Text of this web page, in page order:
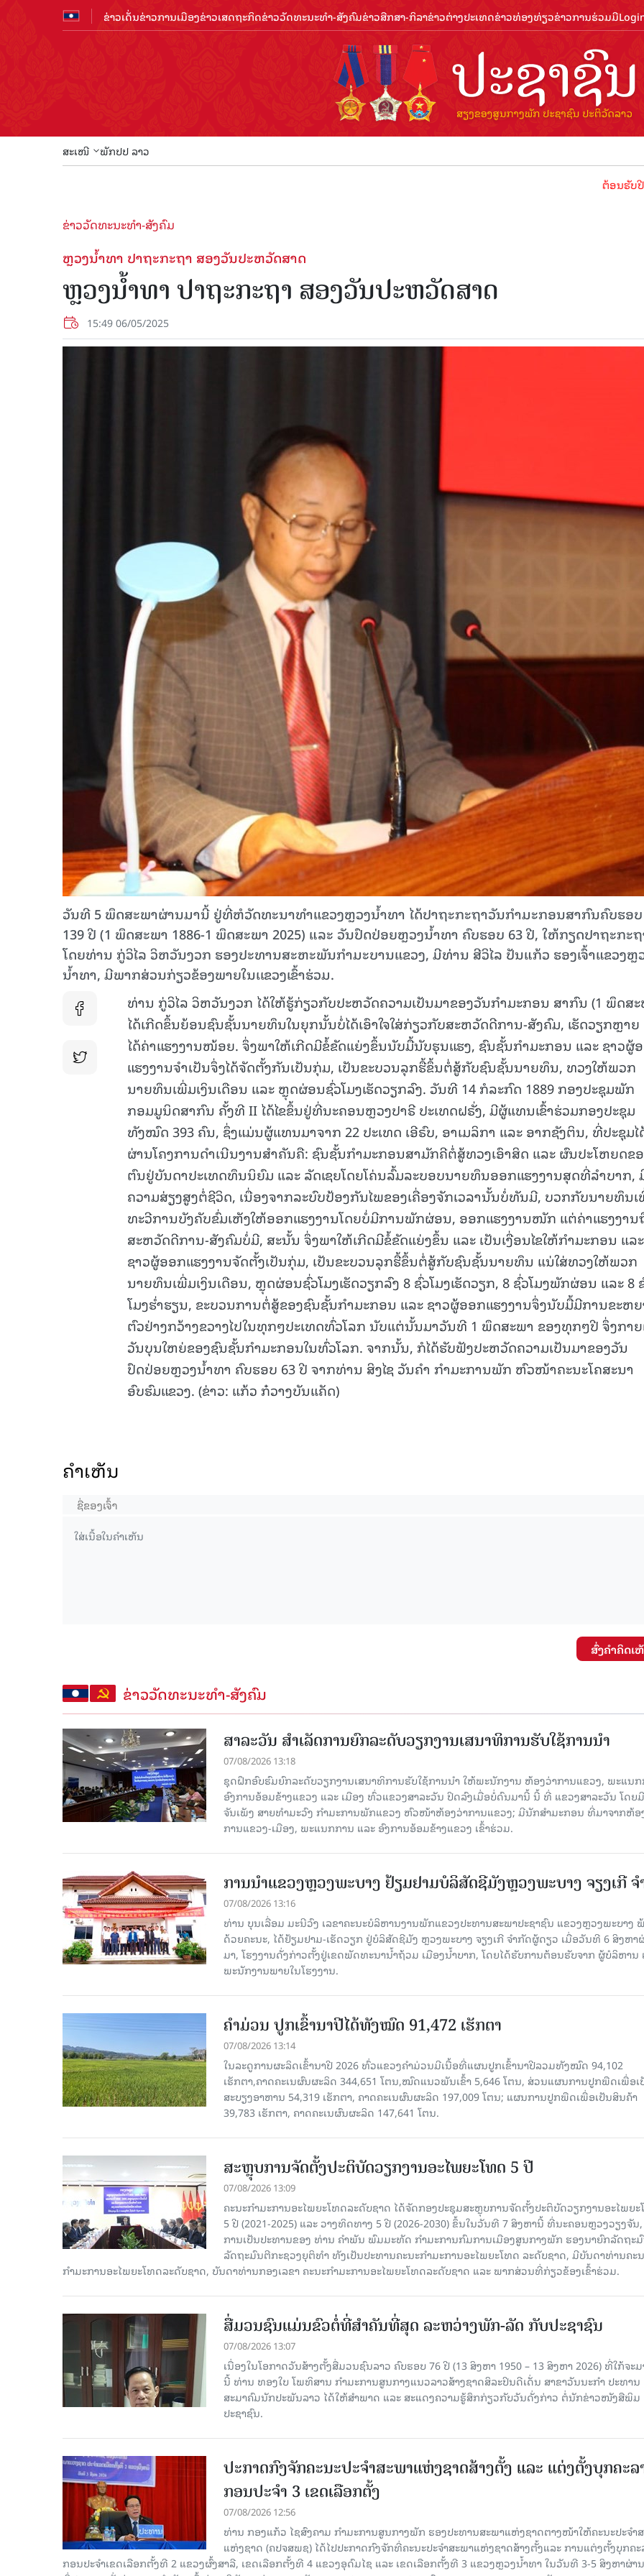
ຂ່າວເດັ່ນຂ່າວການເມືອງຂ່າວເສດຖະກິດຂ່າວວັດທະນະທຳ-ສັງຄົມຂ່າວສືກສາ-ກິລາຂ່າວຕ່າງປະເທດຂ່າວທ່ອງທ່ຽວຂ່າວການຮ່ວມມື
ສະເໜີ ພັກປປ ລາວ
ຕ້ອນຮັບປີທ່ອງທ່
ຂ່າວວັດທະນະທຳ-ສັງຄົມ
ຫຼວງນ້ຳທາ ປາຖະກະຖາ ສອງວັນປະຫວັດສາດ
ຫຼວງນ້ຳທາ ປາຖະກະຖາ ສອງວັນປະຫວັດສາດ
15:49 06/05/2025
ວັນທີ 5 ພຶດສະພາຜ່ານມານີ້ ຢູ່ທີ່ຫໍວັດທະນາທຳແຂວງຫຼວງນໍ້າທາ ໄດ້ປາຖະກະຖາວັນກຳມະກອນສາກົນຄົບຮອບ
139 ປີ (1 ພຶດສະພາ 1886-1 ພຶດສະພາ 2025) ແລະ ວັນປົດປ່ອຍຫຼວງນ້ຳທາ ຄົບຮອບ 63 ປີ, ໃຫ້ກຽດປາຖະກະຖ
ໂດຍທ່ານ ກູ່ວິໄລ ວິຫວັນງວກ ຮອງປະທານສະຫະພັນກຳມະບານແຂວງ, ມີທ່ານ ສີວິໄລ ປັນແກ້ວ ຮອງເຈົ້າແຂວງຫຼ
ນ້ຳທາ, ມີພາກສ່ວນກ່ຽວຂ້ອງພາຍໃນເເຂວງເຂົ້າຮ່ວມ.
ທ່ານ ກູ່ວິໄລ ວິຫວັນງວກ ໄດ້ໃຫ້ຮູ້ກ່ຽວກັບປະຫວັດຄວາມເປັນມາຂອງວັນກຳມະກອນ ສາກົນ (1 ພຶດສ
ໄດ້ເກີດຂຶ້ນຍ້ອນຊົນຊັ້ນນາຍທຶນໃນຍຸກນັ້ນບໍ່ໄດ້ເອົາໃຈໃສ່ກ່ຽວກັບສະຫວັດດີການ-ສັງຄົມ, ເຮັດວຽກຫຼາຍ
ໄດ້ຄ່າແຮງງານໜ້ອຍ. ຈຶ່ງພາໃຫ້ເກີດມີຂໍ້ຂັດແຍ່ງຂຶ້ນນັບມື້ນັບຮຸນແຮງ, ຊົນຊັ້ນກຳມະກອນ ແລະ ຊາວຜູ້
ແຮງງານຈຳເປັນຈຶ່ງໄດ້ຈັດຕັ້ງກັນເປັນກຸ່ມ, ເປັນຂະບວນລຸກຮື້ຂຶ້ນຕໍ່ສູ້ກັບຊົນຊັ້ນນາຍທຶນ, ທວງໃຫ້ພວກ
ນາຍທຶນເພີ່ມເງິນເດືອນ ແລະ ຫຼຸດຜ່ອນຊົ່ວໂມງເຮັດວຽກລົງ. ວັນທີ 14 ກໍລະກົດ 1889 ກອງປະຊຸມພັກ
ກອມມູນິດສາກົນ ຄັ້ງທີ II ໄດ້ໄຂຂຶ້ນຢູ່ທີ່ນະຄອນຫຼວງປາຣີ ປະເທດຝຣັ່ງ, ມີຜູ້ແທນເຂົ້າຮ່ວມກອງປະຊຸມ
ທັງໝົດ 393 ຄົນ, ຊຶ່ງແມ່ນຜູ້ແທນມາຈາກ 22 ປະເທດ ເອີຣົບ, ອາເມລິກາ ແລະ ອາກຊັງຕິນ, ທີ່ປະຊຸມໄ
ຜ່ານໂຄງການດຳເນີນງານສຳຄັນຄື: ຊົນຊັ້ນກຳມະກອນສາມັກຄີຕໍ່ສູ້ທວງເອົາສິດ ແລະ ຜົນປະໂຫຍດຂ
ຕົນຢູ່ບັນດາປະເທດທຶນນິຍົມ ແລະ ລັດເຊຍໂດຍໂຄ່ນລົ້ມລະບອບນາຍທຶນອອກແຮງງານສຸດທີ່ລຳບາກ,
ຄວາມສ່ຽງສູງຕໍ່ຊີວິດ, ເນື່ອງຈາກລະບົບປ້ອງກັນໄພຂອງເຄື່ອງຈັກເວລານັ້ນບໍ່ທັນມີ, ບວກກັບນາຍທຶນ
ທະວີການບັງຄັບຂົ່ມເຫັງໃຫ້ອອກແຮງງານໂດຍບໍ່ມີການພັກຜ່ອນ, ອອກແຮງງານໜັກ ແຕ່ຄ່າແຮງງານ
ສະຫວັດດີການ-ສັງຄົມບໍ່ມີ, ສະນັ້ນ ຈຶ່ງພາໃຫ້ເກີດມີຂໍ້ຂັດແຍ່ງຂຶ້ນ ແລະ ເປັນເງື່ອນໄຂໃຫ້ກຳມະກອນ ແລະ
ຊາວຜູ້ອອກແຮງງານຈັດຕັ້ງເປັນກຸ່ມ, ເປັນຂະບວນລຸກຮື້ຂຶ້ນຕໍ່ສູ້ກັບຊົນຊັ້ນນາຍທຶນ ແນ່ໃສ່ທວງໃຫ້ພວກ
ນາຍທຶນເພີ່ມເງິນເດືອນ, ຫຼຸດຜ່ອນຊົ່ວໂມງເຮັດວຽກລົງ 8 ຊົ່ວໂມງເຮັດວຽກ, 8 ຊົ່ວໂມງພັກຜ່ອນ ແລະ 8
ໂມງຮ່ຳຮຽນ, ຂະບວນການຕໍ່ສູ້ຂອງຊົນຊັ້ນກຳມະກອນ ແລະ ຊາວຜູ້ອອກແຮງງານຈຶ່ງນັບມື້ມີການຂະຫ
ຕົວຢ່າງກວ້າງຂວາງໄປໃນທຸກໆປະເທດທົ່ວໂລກ ນັບແຕ່ນັ້ນມາວັນທີ 1 ພຶດສະພາ ຂອງທຸກໆປີ ຈຶ່ງກາຍ
ວັນບຸນໃຫຍ່ຂອງຊົນຊັ້ນກຳມະກອນໃນທົ່ວໂລກ. ຈາກນັ້ນ, ກໍໄດ້ຮັບຟັງປະຫວັດຄວາມເປັນມາຂອງວັນ
ປົດປ່ອຍຫຼວງນ້ຳທາ ຄົບຮອບ 63 ປີ ຈາກທ່ານ ສິງໄຊ ວັນຄໍາ ກຳມະການພັກ ຫົວໜ້າຄະນະໂຄສະນາ
ອົບຮົມແຂວງ. (ຂ່າວ: ແກ້ວ ກ໋ວາງບັນແຄັດ)
ຄໍາເຫັນ
ສົ່ງຄໍາຄິດເ
ຂ່າວວັດທະນະທຳ-ສັງຄົມ
ສາລະວັນ ສໍາເລັດການຍົກລະດັບວຽກງານເສນາທິການຮັບໃຊ້ການນໍາ
07/08/2026 13:18
ຊຸດຝຶກອົບຮົມຍົກລະດັບວຽກງານເສນາທິການຮັບໃຊ້ການນໍາ ໃຫ້ພະນັກງານ ຫ້ອງວ່າການແຂວງ, ພະແນ
ອົງການອ້ອມຂ້າງແຂວງ ແລະ ເມືອງ ທົ່ວແຂວງສາລະວັນ ປິດລົງເມື່ອ​ບໍ່​ດົນ​ມາ​ນີ້ ນີ້ ທີ່ ແຂວງສາລະວັນ ໂດຍ​
ຈັນເພັງ ສາຍທຳມະວົງ ກຳມະການພັກແຂວງ ຫົວໜ້າຫ້ອງວ່າການແຂວງ; ມີນັກສຳມະກອນ ທີ່ມາຈາກຫ້ອ
ການແຂວງ-ເມືອງ, ພະແນກການ ແລະ ອົງການອ້ອມຂ້າງແຂວງ ເຂົ້າຮ່ວມ.
ການນຳແຂວງຫຼວງພະບາງ ຢ້ຽມ​ຢາມບໍ​ລິ​ສັດຊີມັງຫຼວງພະບາງ ຈຽງເກີ ຈໍ
07/08/2026 13:16
ທ່ານ ບຸນເລື່ອມ ມະນີວົງ ເລ​ຂາ​ຄະ​ນະ​ບໍ​ລິ​ຫານ​ງານ​ພັກແຂວງປະທານສະພາປະຊາຊົນ ແຂວງຫຼວງພະບາງ
ດ້ວຍຄະນະ, ໄດ້ຢ້ຽມຢາມ-ເຮັດວຽກ ຢູ່ບໍລິສັດຊີມັງ ຫຼວງພະບາງ ຈຽງເກີ ຈໍາກັດຜູ້ດຽວ ເມື່ອ​ວັນ​ທີ 6 ສິງ​ຫາ​
ມາ, ໂຮງ​ງານ​ດັ່ງ​ກ່າວຕັ້ງຢູ່ເຂດພັດທະນານ້ຳຖ້ວມ ເມືອງນໍ້າບາກ, ໂດຍໄດ້ຮັບການຕ້ອນຮັບຈາກ ຜູ້ບໍລິຫານ
ພະນັກງານພາຍໃນໂຮງງານ.
ຄໍາມ່ວນ ປູກເຂົ້ານາປີໄດ້ທັງໝົດ 91,472 ເຮັກຕາ
07/08/2026 13:14
ໃນລະດູການຜະລິດເຂົ້ານາປີ 2026 ທົ່ວແຂວງຄໍາມ່ວນມີເນື້ອທີ່ແຜນປູກເຂົ້ານາປີລວມທັງໝົດ 94,102
ເຮັກຕາ,ຄາດຄະເນຜົນຜະລິດ 344,651 ໂຕນ,ໝົດແນວພັນເຂົ້າ 5,646 ໂຕນ, ສ່ວນແຜນການປູກພືດເພື່ອເ
ສະບຽງອາຫານ 54,319 ເຮັກຕາ, ຄາດຄະເນຜົນຜະລິດ 197,009 ໂຕນ; ແຜນການປູກພືດເພື່ອເປັນສິນຄ້າ
39,783 ເຮັກຕາ, ຄາດຄະເນຜົນຜະລິດ 147,641 ໂຕນ.
ສະຫຼຸບການຈັດຕັ້ງປະຕິບັດວຽກງານອະໄພຍະໂທດ 5 ປີ
07/08/2026 13:09
ຄະນະກຳມະການອະໄພຍະໂທດລະດັບຊາດ ໄດ້ຈັດກອງປະຊຸມສະຫຼຸບການຈັດຕັ້ງປະຕິບັດວຽກງານອະໄພຍ
5 ປີ (2021-2025) ແລະ ວາງທິດທາງ 5 ປີ (2026-2030) ຂຶ້ນໃນວັນທີ 7 ສິງຫານີ້ ທີ່ນະຄອນຫຼວງວຽງຈັນ
ການເປັນປະທານຂອງ ທ່ານ ຄໍາພັນ ພົມມະທັດ ກຳມະການກົມການເມືອງສູນກາງພັກ ຮອງນາຍົກລັດຖະ
ລັດຖະມົນຕີກະຊວງຍຸຕິທຳ ທັງເປັນປະທານຄະນະກຳມະການອະໄພຍະໂທດ ລະດັບຊາດ, ມີບັນດາທ່ານຄະ
ກໍາມະການອະໄພຍະໂທດລະດັບຊາດ, ບັນດາທ່ານກອງເລຂາ ຄະນະກຳມະການອະໄພຍະໂທດລະດັບຊາດ ແລະ ພາກສ່ວນທີ່ກ່ຽວຂ້ອງເຂົ້າຮ່ວມ.
ສື່ມວນຊົນແມ່ນຂົວຕໍ່ທີ່ສໍາຄັນທີ່ສຸດ ລະຫວ່າງພັກ-ລັດ ກັບປະຊາຊົນ
07/08/2026 13:07
ເນື່ອງໃນໂອກາດວັນສ້າງຕັ້ງສື່ມວນຊົນລາວ ຄົບຮອບ 76 ປີ (13 ສິງຫາ 1950 – 13 ສິງຫາ 2026) ທີ່ໃກ້ຈະມ
ນີ້ ທ່ານ ທອງໃບ ໂພທິສານ ກໍາມະການສູນກາງແນວລາວສ້າງຊາດສິລະປິນດີເດັ່ນ ສາຂາວັນນະກໍາ ປະທານ
ສະມາຄົມນັກປະພັນລາວ ໄດ້ໃຫ້ສໍາພາດ ແລະ ສະແດງຄວາມຮູ້ສຶກກ່ຽວກັບວັນດັ່ງກ່າວ ຕໍ່ນັກຂ່າວໜັງສືພິມ
ປະຊາຊົນ.
ປະກາດກົງຈັກຄະນະປະຈໍາສະພາແຫ່ງຊາດສ້າງຕັ້ງ ແລະ ແຕ່ງຕັ້ງບຸກຄະລ
ກອນປະຈໍາ 3 ເຂດເລືອກຕັ້ງ
07/08/2026 12:56
ທ່ານ ກອງແກ້ວ ໄຊສົງຄາມ ກຳມະການສູນກາງພັກ ຮອງປະທານສະພາແຫ່ງຊາດຕາງໜ້າໃຫ້ຄະນະປະຈໍາ
ແຫ່ງຊາດ (ຄປຈສພຊ) ໄດ້ໄປປະກາດກົງຈັກທີ່ຄະນະປະຈໍາສະພາແຫ່ງຊາດສ້າງຕັ້ງແລະ ການແຕ່ງຕັ້ງບຸກຄະ
ກອນປະຈໍາເຂດເລືອກຕັ້ງທີ 2 ແຂວງຜົ້ງສາລີ, ເຂດເລືອກຕັ້ງທີ 4 ແຂວງອຸດົມໄຊ ແລະ ເຂດເລືອກຕັ້ງທີ 3 ແຂວງຫຼວງນ້ຳທາ ໃນວັນທີ 3-5 ສິງຫາຜ່າ